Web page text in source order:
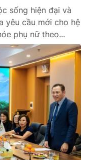
355 932
sống hiện đại và
yêu cầu mới cho hệ
phụ nữ theo...